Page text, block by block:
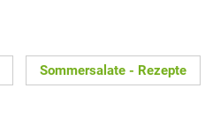
Sommersalate - Rezepte